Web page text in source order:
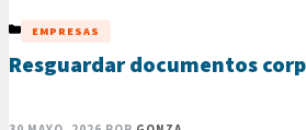
CATEGORÍAS
EMPRESAS
Resguardar documentos